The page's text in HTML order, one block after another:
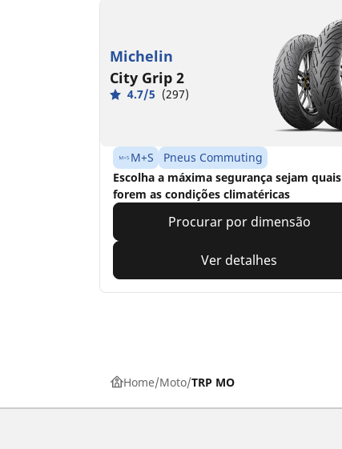
Michelin
City Grip 2
4.7/5 (297)
M+S
Pneus Commuting
Escolha a máxima segurança sejam quais
forem as condições climatéricas
Procurar por dimensão
Ver detalhes
Home Moto TRP MO